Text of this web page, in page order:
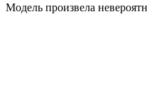
Модель произвела